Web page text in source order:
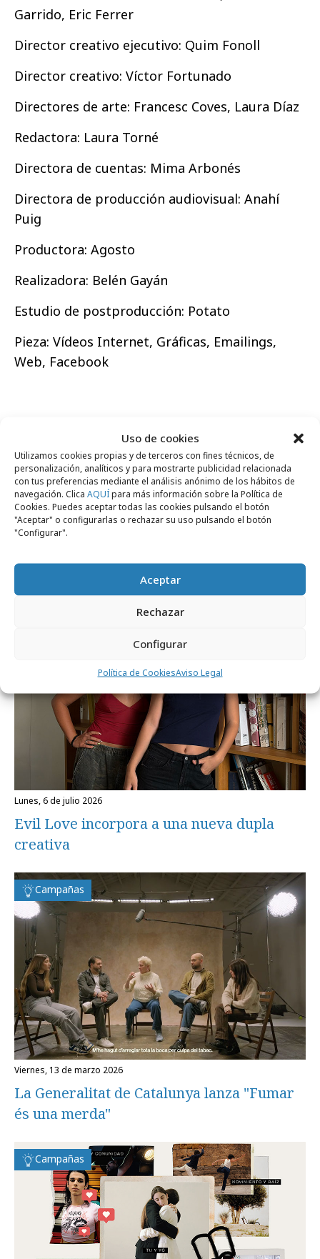
Uso de cookies
Utilizamos cookies propias y de terceros con fines técnicos, de
personalización, analíticos y para mostrarte publicidad relacionada
con tus preferencias mediante el análisis anónimo de los hábitos de
navegación. Clica AQUÍpara más información sobre la Política de
Cookies. Puedes aceptar todas las cookies pulsando el botón
"Aceptar" o configurarlas o rechazar su uso pulsando el botón
"Configurar".
Aceptar
Rechazar
Configurar
Política de CookiesAviso Legal
Garrido, Eric Ferrer
Director creativo ejecutivo: Quim Fonoll
Director creativo: Víctor Fortunado
Directores de arte: Francesc Coves, Laura Díaz
Redactora: Laura Torné
Directora de cuentas: Mima Arbonés
Directora de producción audiovisual: Anahí
Puig
Productora: Agosto
Realizadora: Belén Gayán
Estudio de postproducción: Potato
Pieza: Vídeos Internet, Gráficas, Emailings,
Web, Facebook
Comparte
Noticias Relacionadas
lunes, 6 de julio 2026
Evil Love incorpora a una nueva dupla
creativa
Campañas
viernes, 13 de marzo 2026
La Generalitat de Catalunya lanza "Fumar
és una merda"
Campañas